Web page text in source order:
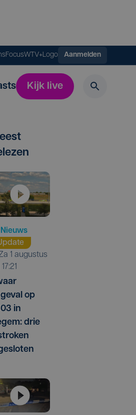
FocusWTV+Logo Aanmelden
Kijk live
Nieuws
| 17:21
op
in
drie